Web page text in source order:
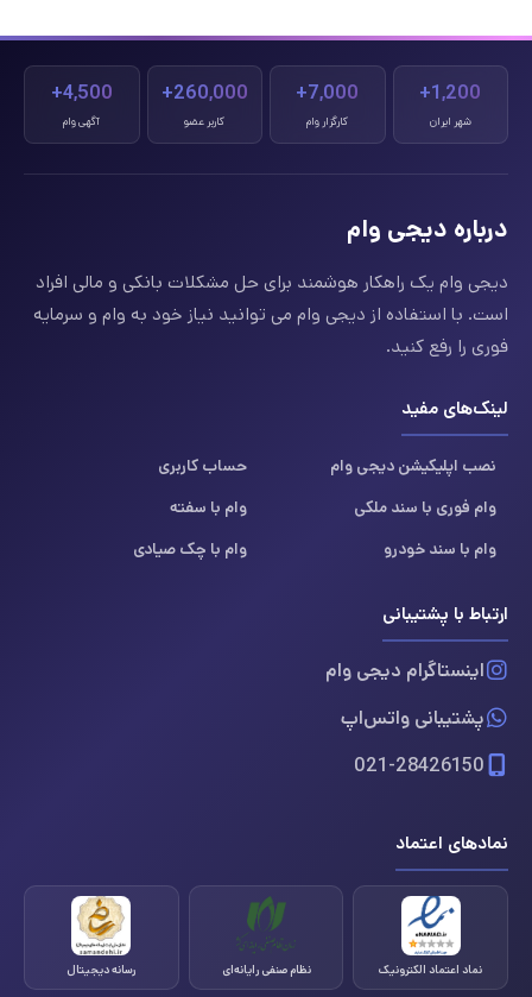
1,200+
شهر ایران
7,000+
کارگزار وام
260,000+
کاربر عضو
4,500+
آگهی وام
درباره دیجی وام
دیجی وام یک راهکار هوشمند برای حل مشکلات بانکی و مالی افراد
است. با استفاده از دیجی وام می توانید نیاز خود به وام و سرمایه
فوری را رفع کنید.
لینک‌های مفید
نصب اپلیکیشن دیجی وام
حساب کاربری
وام فوری با سند ملکی
وام با سفته
وام با سند خودرو
وام با چک صیادی
ارتباط با پشتیبانی
اینستاگرام دیجی وام
پشتیبانی واتس‌اپ
021-28426150
نمادهای اعتماد
نماد اعتماد الکترونیک نظام صنفی رایانه‌ای رسانه دیجیتال